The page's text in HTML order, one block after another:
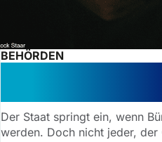
BEHÖRDEN
Der Staat springt ein, wenn
werden. Doch nicht jeder,